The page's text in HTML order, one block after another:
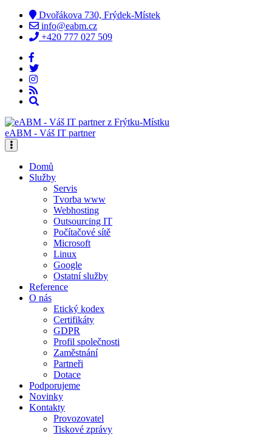
Dvořákova 730, Frýdek-Místek
info@eabm.cz
+420 777 027 509
eABM - Váš IT partner
Domů
Služby
Servis
Tvorba www
Webhosting
Outsourcing IT
Počítačové sítě
Microsoft
Linux
Google
Ostatní služby
Reference
O nás
Etický kodex
Certifikáty
GDPR
Profil společnosti
Zaměstnání
Partneři
Dotace
Podporujeme
Novinky
Kontakty
Provozovatel
Tiskové zprávy